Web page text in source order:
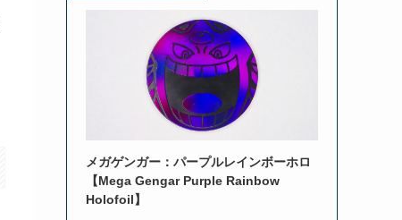
メガゲンガー：パープルレインボーホロ
【Mega Gengar Purple Rainbow
Holofoil】